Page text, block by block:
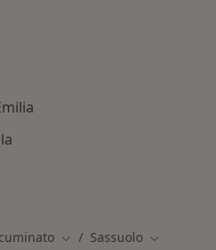
Cambia città
Sassuolo Cambia città